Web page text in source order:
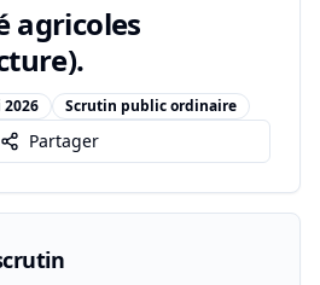
agricoles
2026 Scrutin public ordinaire
Partager